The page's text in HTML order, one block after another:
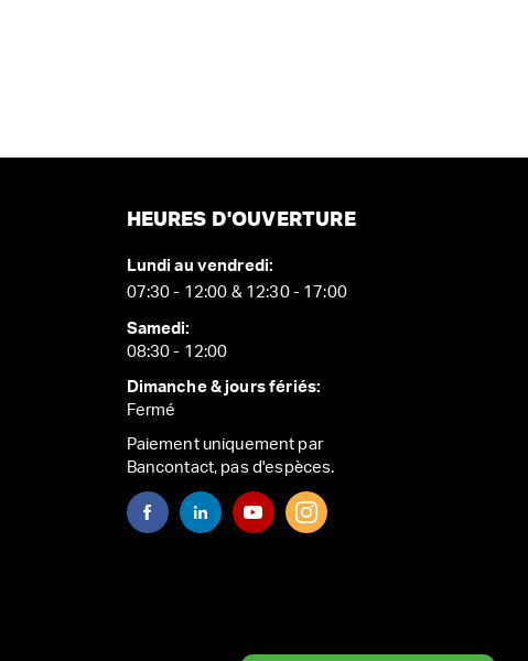
HEURES D'OUVERTURE
Lundi au vendredi:
07:30 - 12:00 & 12:30 - 17:00
Samedi:
08:30 - 12:00
Dimanche & jours fériés:
Fermé
Paiement uniquement par
Bancontact, pas d'espèces.